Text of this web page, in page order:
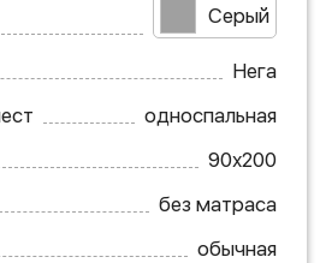
Серый
Нега
односпальная
90х200
без матраса
обычная